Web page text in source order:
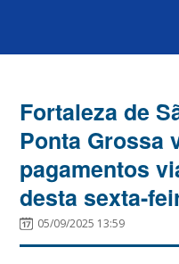
Fortaleza de
Ponta Grossa
pagamentos
desta sexta-
05/09/2025 13:59